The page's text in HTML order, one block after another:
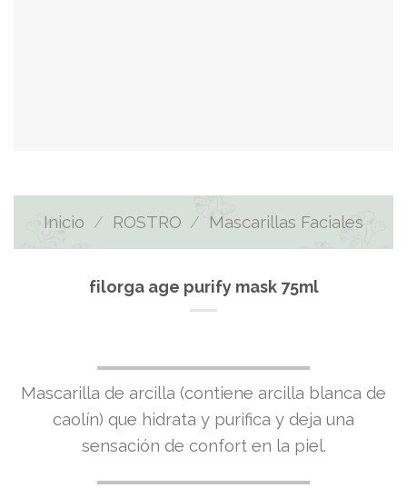
Inicio / ROSTRO / Mascarillas Faciales
filorga age purify mask 75ml
Mascarilla de arcilla (contiene arcilla blanca de
caolín) que hidrata y purifica y deja una
sensación de confort en la piel.